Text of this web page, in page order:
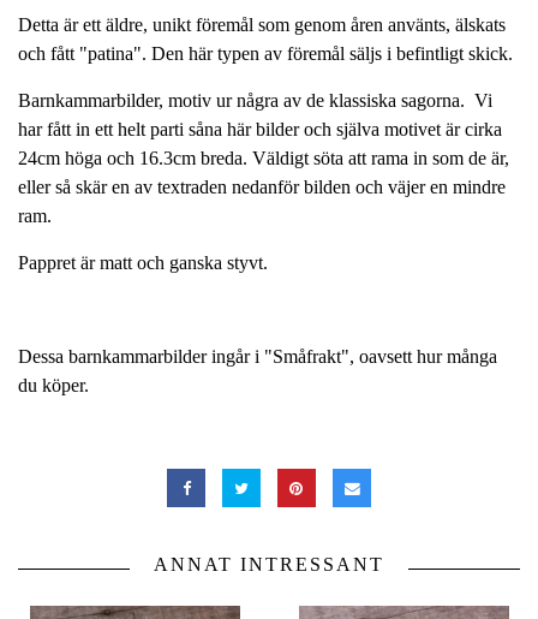
Detta är ett äldre, unikt föremål som genom åren använts, älskats
och fått "patina". Den här typen av föremål säljs i befintligt skick.
Barnkammarbilder, motiv ur några av de klassiska sagorna. Vi
har fått in ett helt parti såna här bilder och själva motivet är cirka
24cm höga och 16.3cm breda. Väldigt söta att rama in som de är,
eller så skär en av textraden nedanför bilden och väjer en mindre
ram.
Pappret är matt och ganska styvt.
Dessa barnkammarbilder ingår i "Småfrakt", oavsett hur många
du köper.
ANNAT INTRESSANT